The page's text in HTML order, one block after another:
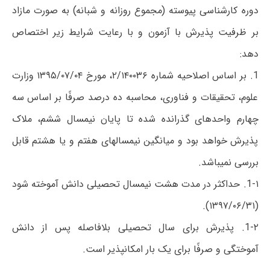
دوره کارشناسی پیوسته (مجموع روزانه و شبانه) به صورت مازاد
بر ظرفیت پذیرش با آزمون و با رعایت شرایط زیر اختصاص
دهد:
1. بر اساس اصلاحیه شماره ۲/۱۴۰۰۳۶، مورخ ۱۳۹۵/۰۷/۰۴ وزارت
علوم، تحقیقات و فناوری، محاسبه ده درصد صرفًا بر اساس سه
چهارم واحدهای گذرانده شده تا پایان نیمسال ششم، ملاک
پذیرش خواهد بود و میانگین نیمسالهای هفتم و یا هشتم قابل
بررسی نمیباشد.
1-۱. حداکثر در مدت هشت نیمسال تحصیلی دانش آموخته شود
(۱۳۹۷/۰۶/۳۱).
1-۲. پذیرش برای سال تحصیلی بلافاصله پس از دانش
آموختگی و صرفًا برای یک بار امکانپذیر است.